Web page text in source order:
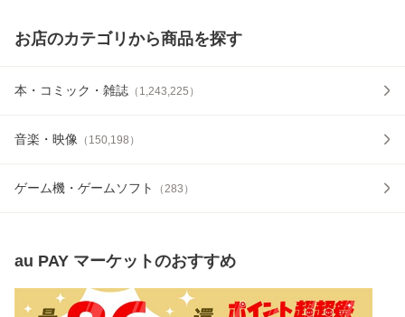
お店のカテゴリから商品を探す
本・コミック・雑誌 （ 1,243,225 ）
音楽・映像 （ 150,198 ）
ゲーム機・ゲームソフト （283 ）
au PAY マーケットのおすすめ